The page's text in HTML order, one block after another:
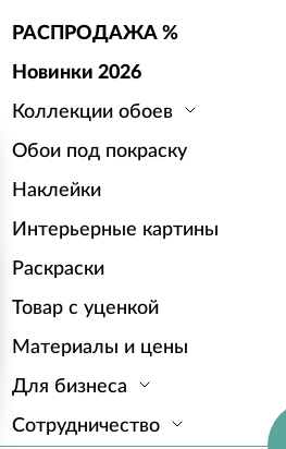
РАСПРОДАЖА %
Новинки 2026
Коллекции обоев
Обои под покраску
Наклейки
Интерьерные картины
Раскраски
Товар с уценкой
Материалы и цены
Для бизнеса
Сотрудничество
Каталог